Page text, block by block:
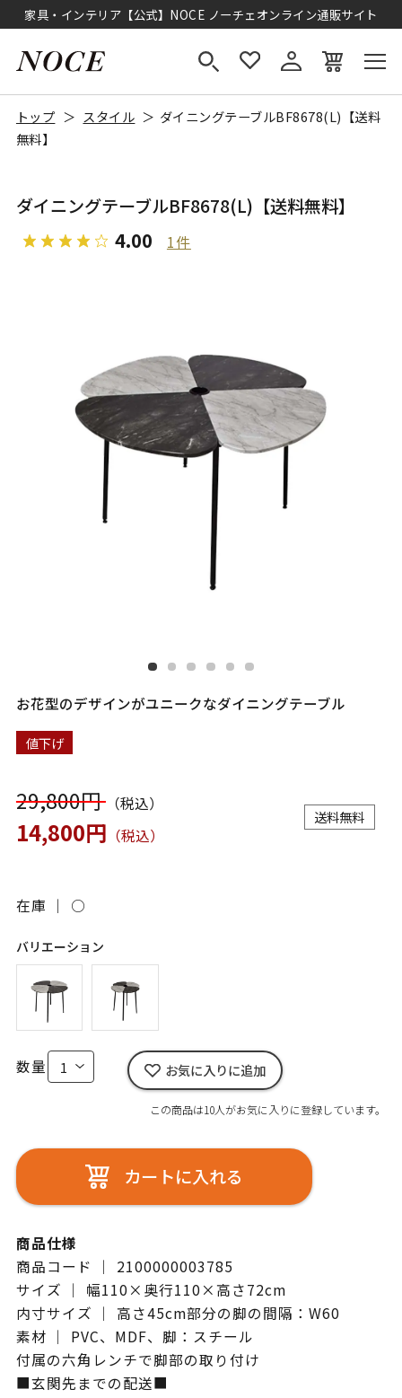
家具・インテリア【公式】NOCE ノーチェオンライン通販サイト
トップ スタイル
ダイニングテーブルBF8678(L)【送料
無料】
ダイニングテーブルBF8678(L)【送料無料】
4.00 1件
お花型のデザインがユニークなダイニングテーブル
値下げ
29,800円（税込）
14,800円 （税込）
送料無料
在庫 ｜ ○
バリエーション
数量 お気に入りに追加
この商品は10人がお気に入りに登録しています。
カートに入れる
商品仕様
商品コード ｜ 2100000003785
サイズ ｜ 幅110×奥行110×高さ72cm
内寸サイズ ｜ 高さ45cm部分の脚の間隔：W60
素材 ｜ PVC、MDF、脚：スチール
付属の六角レンチで脚部の取り付け
■玄関先までの配送■